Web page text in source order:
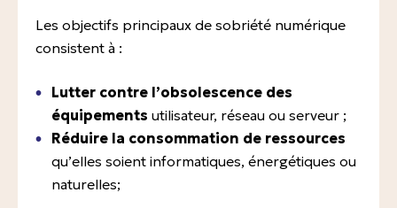
Les objectifs principaux de sobriété numérique
consistent à :
Lutter contre l’obsolescence des
équipements utilisateur, réseau ou serveur ;
Réduire la consommation de ressources
qu’elles soient informatiques, énergétiques ou
naturelles;